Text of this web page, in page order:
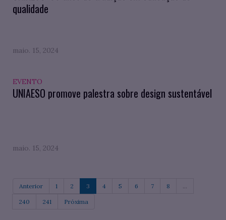
qualidade
maio. 15, 2024
EVENTO
UNIAESO promove palestra sobre design sustentável
maio. 15, 2024
Anterior 1 2 3 4 5 6 7 8 ...
240 241 Próxima